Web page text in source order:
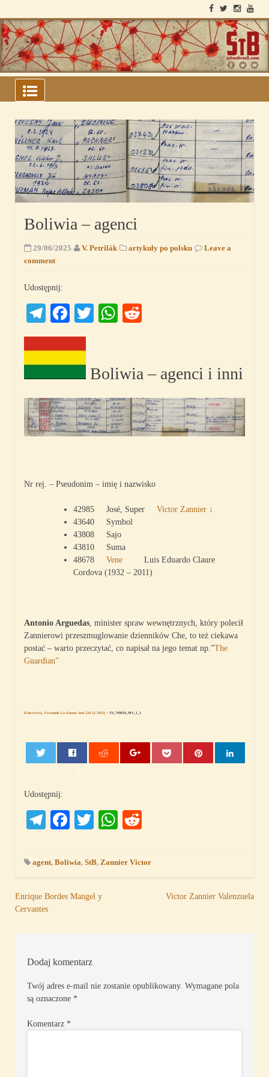
to
content
ARQUIVOS DO BLOCO
SOVIÉTICO
Boliwia – agenci
29/06/2025 V. Petrilák artykuły po polsku
Leave a
comment
Udostępnij:
Telegram
Facebook
TwitterWhatsApp
Boliwia – agenci i inni
Nr rej. – Pseudonim – imię i nazwisko
42985 José, Super Victor Zannier ↓
43640 Symbol
43808 Sajo
43810 Suma
48678 Vene Luis Eduardo Claure
Cordova (1932 – 2011)
Antonio Arguedas , minister spraw wewnętrznych, który polecił
Zannierowi przeszmuglowanie dzienników Che, to też ciekawa
postać – warto przeczytać, co napisał na jego temat np.”The
Guardian”
Echeverria, Fernando La Fuenta José (20.12.1955) > TS_749818_MV_1_1
0
Udostępnij:
Telegram
Facebook
TwitterWhatsApp
agent, Boliwia, StB, Zannier Victor
Nawigacja
Enrique Bordes Mangel y
Cervantes
Victor Zannier Valenzuela
Dodaj komentarz
Twój adres e-mail nie zostanie opublikowany. Wymagane pola
są oznaczone *
Komentarz *